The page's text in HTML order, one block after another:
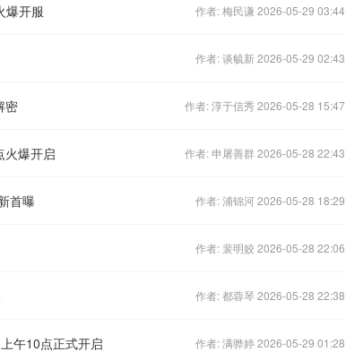
爆开服 作者: 梅民谦 2026-05-29 03:44
作者: 谈毓新 2026-05-29 02:43
密 作者: 淳于信秀 2026-05-28 15:47
火爆开启 作者: 申屠善群 2026-05-28 22:43
首曝 作者: 浦锦河 2026-05-28 18:29
作者: 裴明姣 2026-05-28 22:06
作者: 都蓉琴 2026-05-28 22:38
午10点正式开启 作者: 满骅婷 2026-05-29 01:28